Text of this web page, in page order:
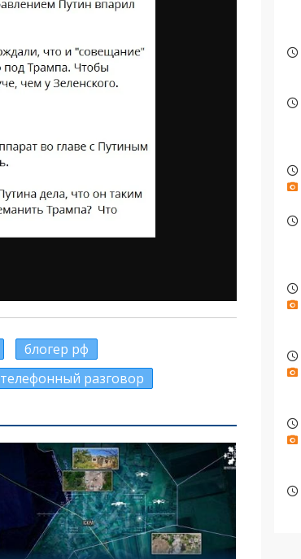
блогер рф
телефонный разговор